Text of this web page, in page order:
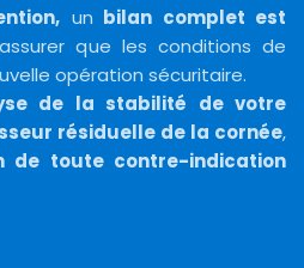
un bilan complet est
que les conditions de
opération sécuritaire.
de la stabilité de votre
résiduelle de la cornée,
de toute contre-indication